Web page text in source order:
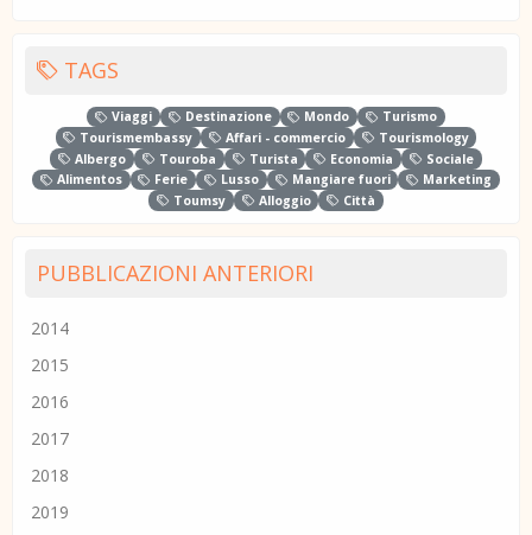
TAGS
Viaggi Destinazione Mondo
Turismo
Tourismembassy
Affari - commercio
Tourismology
Albergo
Touroba Turista Economia
Sociale
Alimentos
Ferie Lusso Mangiare fuori
Marketing
Toumsy
Alloggio Città
PUBBLICAZIONI ANTERIORI
2014
2015
2016
2017
2018
2019